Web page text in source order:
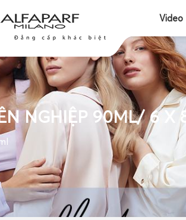
Video
NGHIỆP 90ML/ 6 X